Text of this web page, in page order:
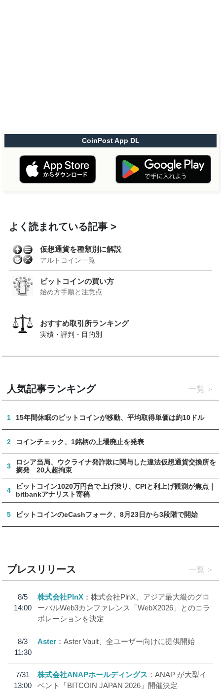
CoinPost App DL
よく読まれている記事
仮想通貨を種類別に解説
アルトコイン一覧
ビットコインの買い方
始め方手順と注意点
おすすめ取引所ランキング
実績・評判・目的別
人気記事ランキング 一覧
1 15年間休眠のビットコインが移動、平均取得単価は約10ドル
2 コインチェック、1銘柄の上場廃止を発表
3
ロシア当局、ウクライナ発詐欺に関与した違法仮想通貨交換所を
摘発 20人超拘束
4
ビットコイン1020万円台で上げ渋り、CPIと利上げ観測が焦点｜
bitbankアナリスト寄稿
5 ビットコインのeCashフォーク、8月23日から3段階で開始
プレスリリース 一覧
8/5
14:00
株式会社PlnX
株式会社PlnX、アジア最大級のグロ
ーバルWeb3カンファレンス「WebX2026」とのコラ
ボレーションを決定
8/3
11:30
Aster Aster Vault、全ユーザー向けに提供開始
7/31
13:00
株式会社ANAPホールディングス
ANAP が大型イ
ベント「BITCOIN JAPAN 2026」開催決定